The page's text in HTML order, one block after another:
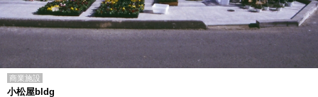
商業施設
小松屋bldg